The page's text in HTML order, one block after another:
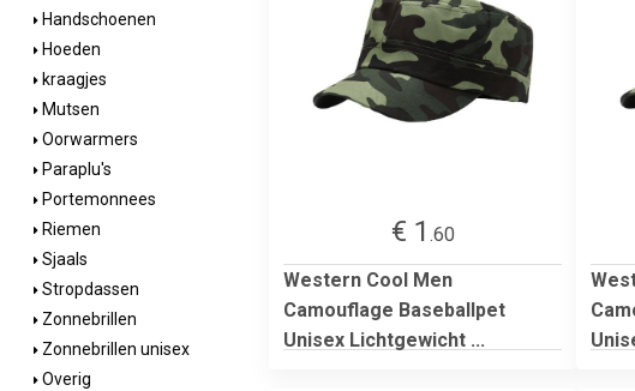
Handschoenen
Hoeden
kraagjes
Mutsen
Oorwarmers
Paraplu's
Portemonnees
Riemen
Sjaals
Stropdassen
Zonnebrillen
Zonnebrillen unisex
Overig
€ 1 .60
Western Cool Men
Camouflage Baseballpet
Unisex Lichtgewicht ...